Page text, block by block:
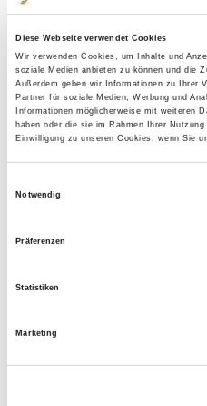
Diese Webseite verwendet Cookies
Wir verwenden Cookies, um Inhalte und
soziale Medien anbieten zu können und die
Außerdem geben wir Informationen zu Ihrer
Partner für soziale Medien, Werbung und
Informationen möglicherweise mit weiteren
haben oder die sie im Rahmen Ihrer
Einwilligung zu unseren Cookies, wenn Sie
Notwendig
Präferenzen
Statistiken
Marketing
Ahornweg 75
31787 Hameln
Numero di telefono:
05151 62893
E-Mail:
Welpenspielstunde,
Obedience, Spiel und